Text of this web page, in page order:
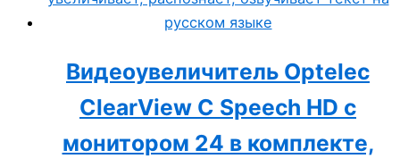
Видеоувеличитель Optelec
ClearView С Speech HD с
монитором 24 в комплекте,